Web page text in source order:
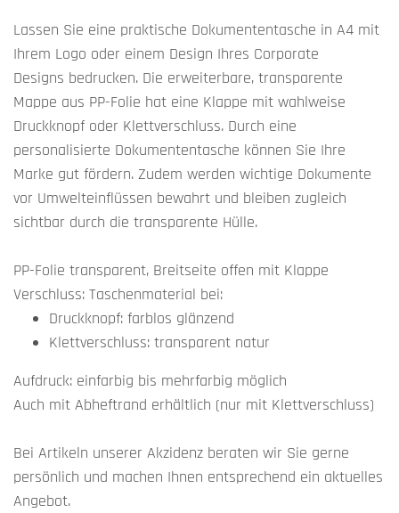
Lassen Sie eine praktische Dokumententasche in A4 mit
Ihrem Logo oder einem Design Ihres Corporate
Designs bedrucken. Die erweiterbare, transparente
Mappe aus PP-Folie hat eine Klappe mit wahlweise
Druckknopf oder Klettverschluss. Durch eine
personalisierte Dokumententasche können Sie Ihre
Marke gut fördern. Zudem werden wichtige Dokumente
vor Umwelteinflüssen bewahrt und bleiben zugleich
sichtbar durch die transparente Hülle.
PP-Folie transparent, Breitseite offen mit Klappe
Verschluss: Taschenmaterial bei:
Druckknopf: farblos glänzend
Klettverschluss: transparent natur
Aufdruck: einfarbig bis mehrfarbig möglich
Auch mit Abheftrand erhältlich (nur mit Klettverschluss)
Bei Artikeln unserer Akzidenz beraten wir Sie gerne
persönlich und machen Ihnen entsprechend ein aktuelles
Angebot.